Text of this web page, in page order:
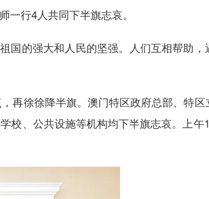
行4人共同下半旗志哀。
的强大和人民的坚强。人们互相帮助，
徐徐降半旗。澳门特区政府总部、特区
校、公共设施等机构均下半旗志哀。上午